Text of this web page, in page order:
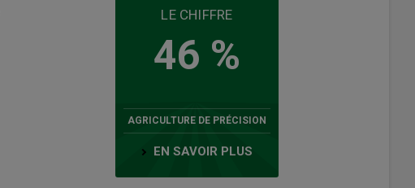
LE CHIFFRE
46 %
AGRICULTURE DE PRÉCISION
EN SAVOIR PLUS